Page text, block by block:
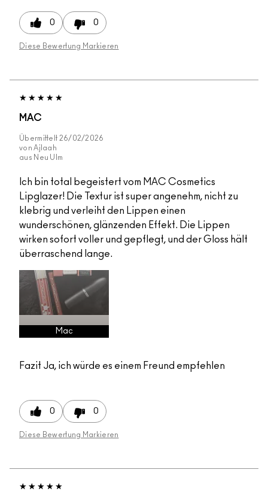
0 0
Diese Bewertung Markieren
MAC
Übermittelt 26/02/2026
von Ajlaah
aus Neu Ulm
Ich bin total begeistert vom MAC Cosmetics
Lipglazer! Die Textur ist super angenehm, nicht zu
klebrig und verleiht den Lippen einen
wunderschönen, glänzenden Effekt. Die Lippen
wirken sofort voller und gepflegt, und der Gloss hält
überraschend lange.
Mac
Fazit Ja, ich würde es einem Freund empfehlen
0 0
Diese Bewertung Markieren